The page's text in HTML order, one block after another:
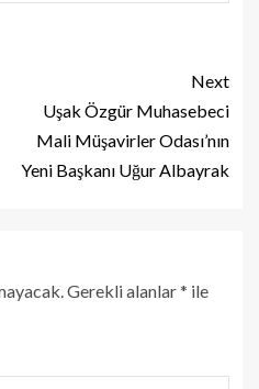
Next
Uşak Özgür Muhasebeci
Mali Müşavirler Odası’nın
Yeni Başkanı Uğur Albayrak
Gerekli alanlar* ile